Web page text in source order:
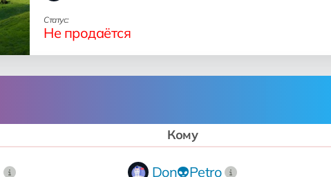
Статус:
Не продаётся
Кому
Don👽Petro